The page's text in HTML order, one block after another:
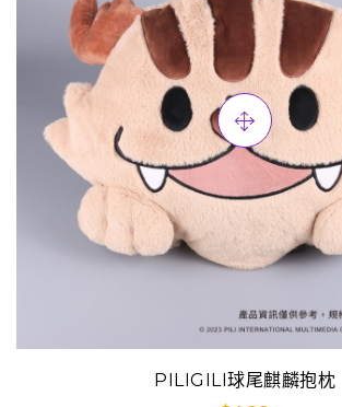
PILIGILI球尾麒麟抱枕